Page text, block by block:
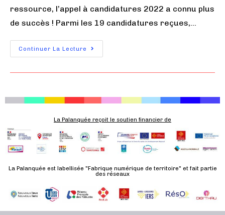
ressource, l’appel à candidatures 2022 a connu plus
de succès ! Parmi les 19 candidatures reçues,…
Continuer La Lecture
La Palanquée reçoit le soutien financier de
La Palanquée est labellisée "Fabrique numérique de territoire" et fait partie
des réseaux